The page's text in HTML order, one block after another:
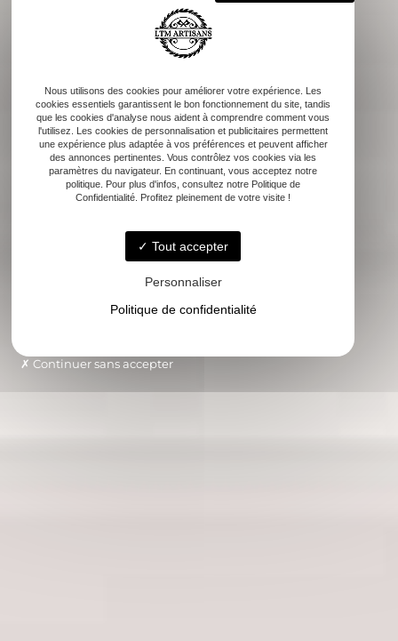
Nous utilisons des cookies pour améliorer votre expérience. Les
cookies essentiels garantissent le bon fonctionnement du site, tandis
que les cookies d'analyse nous aident à comprendre comment vous
l'utilisez. Les cookies de personnalisation et publicitaires permettent
une expérience plus adaptée à vos préférences et peuvent afficher
des annonces pertinentes. Vous contrôlez vos cookies via les
paramètres du navigateur. En continuant, vous acceptez notre
politique. Pour plus d'infos, consultez notre Politique de
Confidentialité. Profitez pleinement de votre visite !
Tout accepter
Personnaliser
Politique de confidentialité
Continuer sans accepter